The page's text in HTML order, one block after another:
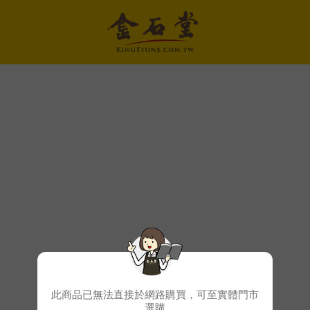
此商品已無法直接於網路購買，可至實體門市
選購